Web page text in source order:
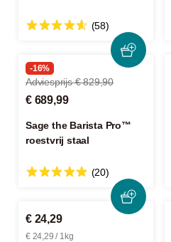
(58)
-16%
Adviesprijs € 829,90
€ 689,99
Sage the Barista Pro™
roestvrij staal
(20)
€ 24,29
€ 24,29 / 1kg